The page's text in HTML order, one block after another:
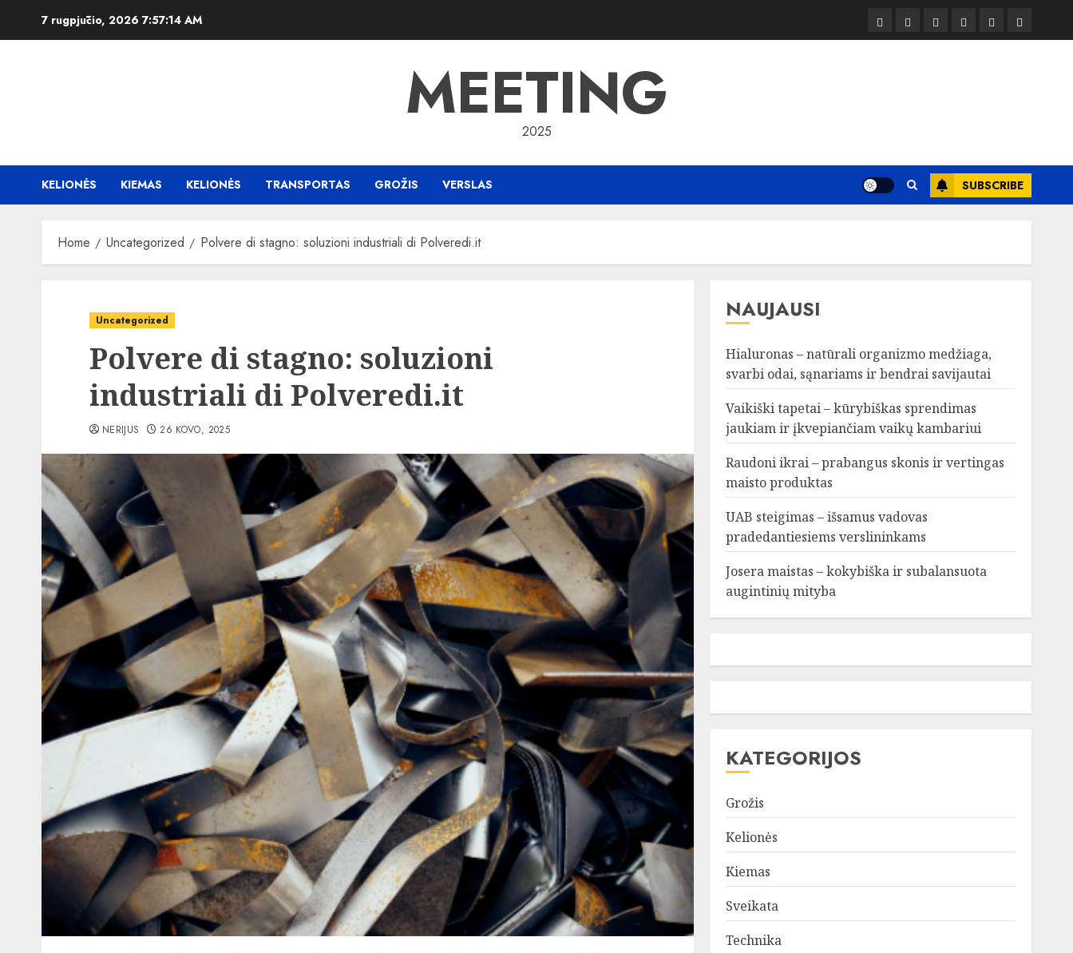
7 rugpjūčio, 2026 7:57:16 AM KelionėsKiemasKelionėsTransportas
GrožisVerslas
MEETING
2025
KELIONĖS KIEMAS KELIONĖS TRANSPORTAS GROŽIS VERSLAS SUBSCRIBE
Home Uncategorized Polvere di stagno: soluzioni industriali di Polveredi.it
Uncategorized
Polvere di stagno: soluzioni
industriali di Polveredi.it
NERIJUS 26 KOVO, 2025
NAUJAUSI
Hialuronas – natūrali organizmo medžiaga,
svarbi odai, sąnariams ir bendrai savijautai
Vaikiški tapetai – kūrybiškas sprendimas
jaukiam ir įkvepiančiam vaikų kambariui
Raudoni ikrai – prabangus skonis ir vertingas
maisto produktas
UAB steigimas – išsamus vadovas
pradedantiesiems verslininkams
Josera maistas – kokybiška ir subalansuota
augintinių mityba
KATEGORIJOS
Grožis
Kelionės
Kiemas
Sveikata
Technika